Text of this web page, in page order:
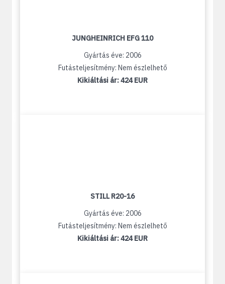
JUNGHEINRICH EFG 110
Gyártás éve: 2006
Futásteljesítmény: Nem észlelhető
Kikiáltási ár:424 EUR
STILL R20-16
Gyártás éve: 2006
Futásteljesítmény: Nem észlelhető
Kikiáltási ár:424 EUR